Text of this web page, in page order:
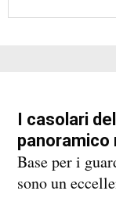
I casolari
panoramico
Base per i
sono un